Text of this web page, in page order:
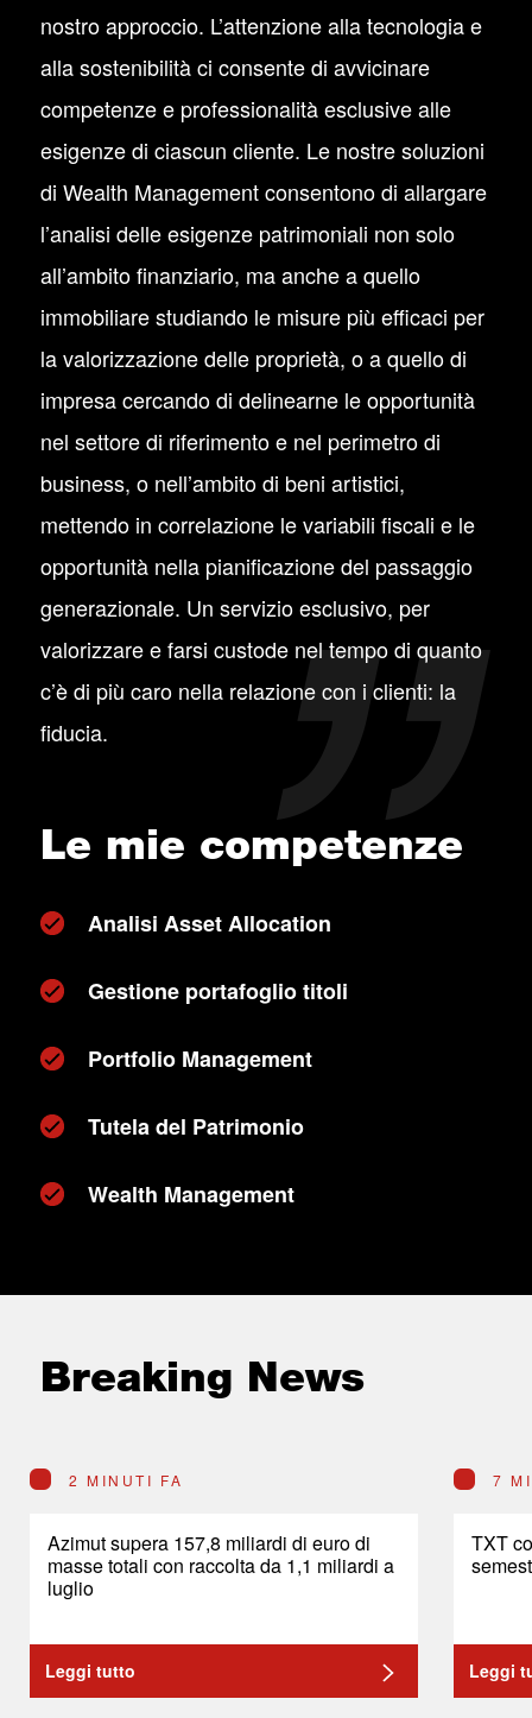
nostro approccio. L’attenzione alla tecnologia e
alla sostenibilità ci consente di avvicinare
competenze e professionalità esclusive alle
esigenze di ciascun cliente. Le nostre soluzioni
di Wealth Management consentono di allargare
l’analisi delle esigenze patrimoniali non solo
all’ambito finanziario, ma anche a quello
immobiliare studiando le misure più efficaci per
la valorizzazione delle proprietà, o a quello di
impresa cercando di delinearne le opportunità
nel settore di riferimento e nel perimetro di
business, o nell’ambito di beni artistici,
mettendo in correlazione le variabili fiscali e le
opportunità nella pianificazione del passaggio
generazionale. Un servizio esclusivo, per
valorizzare e farsi custode nel tempo di quanto
c’è di più caro nella relazione con i clienti: la
fiducia.
Le mie competenze
Analisi Asset Allocation
Gestione portafoglio titoli
Portfolio Management
Tutela del Patrimonio
Wealth Management
Breaking News
2 MINUTI FA
Azimut supera 157,8 miliardi di euro di
masse totali con raccolta da 1,1 miliardi a
luglio
Leggi tutto
7
TXT
Leggi